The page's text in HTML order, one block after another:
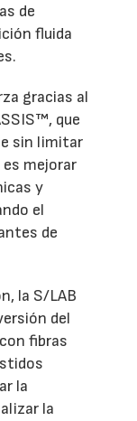
de
fluida
gracias al
que
sin limitar
mejorar
y
el
de
la S/LAB
del
fibras
la
la